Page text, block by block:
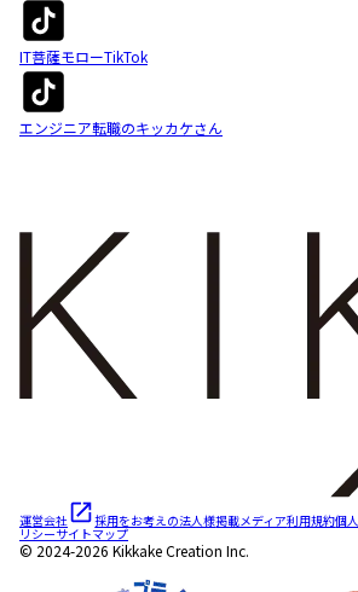
IT菩薩モローTikTok
エンジニア転職のキッカケさん
運営会社 採用をお考えの法人様掲載メディア利用規約個
リシーサイトマップ
© 2024-2026 Kikkake Creation Inc.